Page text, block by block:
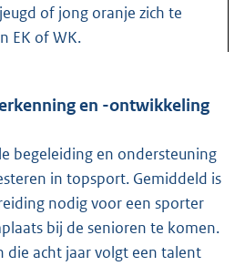
of jong oranje zich te
EK of WK.
en -ontwikkeling
begeleiding en ondersteuning
in topsport. Gemiddeld is
nodig voor een sporter
bij de senioren te komen.
die acht jaar volgt een talent